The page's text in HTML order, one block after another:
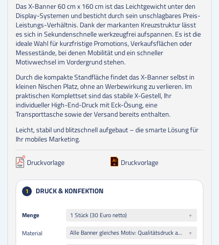
Das X-Banner 60 cm x 160 cm ist das Leichtgewicht unter den
Display-Systemen und besticht durch sein unschlagbares Preis-
Leistungs-Verhältnis. Dank der markanten Kreuzstruktur lässt
es sich in Sekundenschnelle werkzeugfrei aufspannen. Es ist die
ideale Wahl für kurzfristige Promotions, Verkaufsflächen oder
Messestände, bei denen Mobilität und ein schneller
Motivwechsel im Vordergrund stehen.
Durch die kompakte Standfläche findet das X-Banner selbst in
kleinen Nischen Platz, ohne an Werbewirkung zu verlieren. Im
praktischen Komplettset sind das stabile X-Gestell, Ihr
individueller High-End-Druck mit Eck-Ösung, eine
Transporttasche sowie der Versand bereits enthalten.
Leicht, stabil und blitzschnell aufgebaut – die smarte Lösung für
Ihr mobiles Marketing.
Druckvorlage Druckvorlage
1 DRUCK & KONFEKTION
Menge 1 Stück (30 Euro netto)
Menge
Material
Alle Banner gleiches Motiv: Qualitätsdruck auf 180 g/qm PP-Banner, blickdicht, reißfest und PVC-frei (ideal geeignet für brillanten Farbdruck in höchster Qualität)